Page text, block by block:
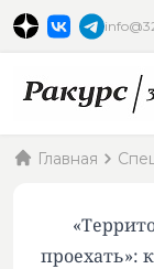
Главная
проехать»: